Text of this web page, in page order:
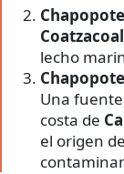
lecho
Una
costa de
el origen